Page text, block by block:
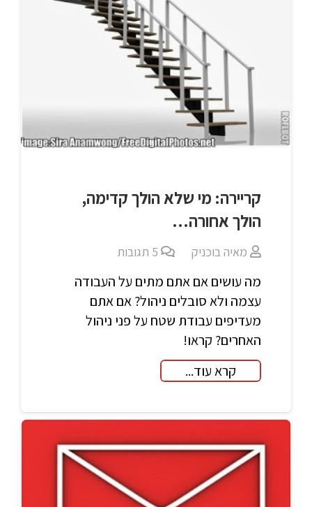
קריירה: מי שלא הולך קדימה,
הולך אחורה…
מאיה בוכניק 5 תגובות
מה עושים אם אתם מתים על העבודה
עצמה ולא סובלים ניהול? אם אתם
מעדיפים עבודת שטח על פני ניהול
האחרים? קראו!
קרא עוד...